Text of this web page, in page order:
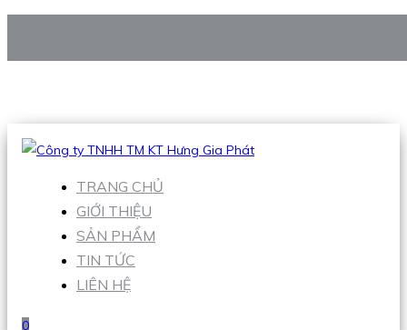
Hotline:0938 906 663
TRANG CHỦ
GIỚI THIỆU
SẢN PHẨM
TIN TỨC
LIÊN HỆ
0